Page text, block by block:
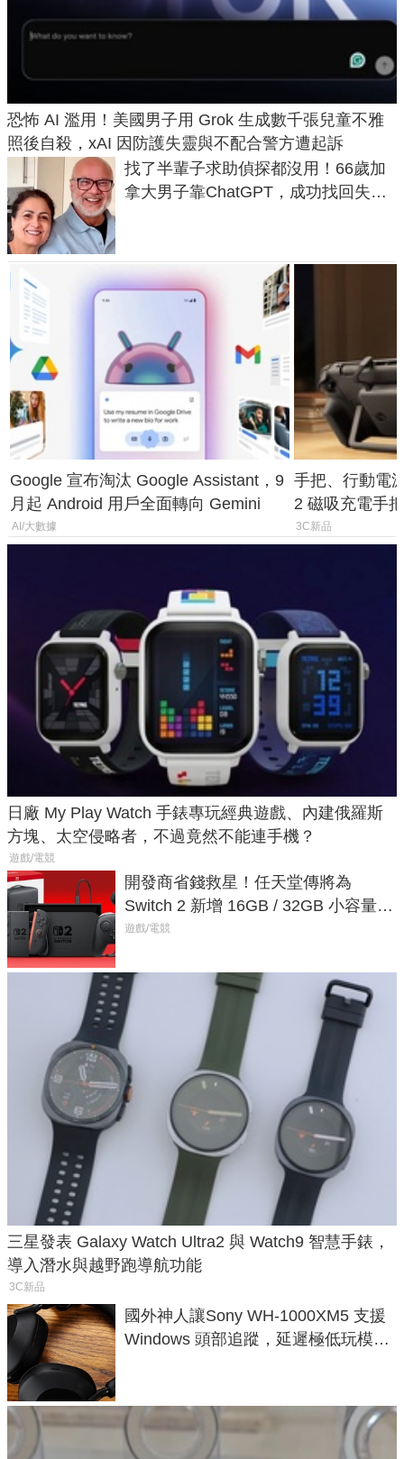
恐怖 AI 濫用！美國男子用 Grok 生成數千張兒童不雅
照後自殺，xAI 因防護失靈與不配合警方遭起訴
找了半輩子求助偵探都沒用！66歲加
拿大男子靠ChatGPT，成功找回失散
Google 宣布淘汰 Google Assistant，9
月起 Android 用戶全面轉向 Gemini
AI/大數據
手把、行動電
2 磁吸充電手
倍
3C新品
日廠 My Play Watch 手錶專玩經典遊戲、內建俄羅斯
方塊、太空侵略者，不過竟然不能連手機？
遊戲/電競
開發商省錢救星！任天堂傳將為
Switch 2 新增 16GB / 32GB 小容量遊
戲卡的選擇
遊戲/電競
三星發表 Galaxy Watch Ultra2 與 Watch9 智慧手錶，
導入潛水與越野跑導航功能
3C新品
國外神人讓Sony WH-1000XM5 支援
Windows 頭部追蹤，延遲極低玩模擬